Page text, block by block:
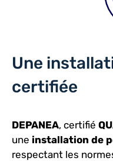
Une
certifiée
DEPANEA, certifié
une installation de
respectant les